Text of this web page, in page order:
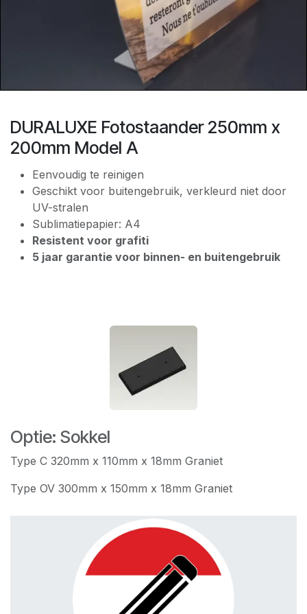
DURALUXE Fotostaander 250mm x
200mm Model A
Eenvoudig te reinigen
Geschikt voor buitengebruik, verkleurd niet door
UV-stralen
Sublimatiepapier: A4
Resistent voor grafiti
5 jaar garantie voor binnen- en buitengebruik
Optie: Sokkel
Type C 320mm x 110mm x 18mm Graniet
Type OV 300mm x 150mm x 18mm Graniet